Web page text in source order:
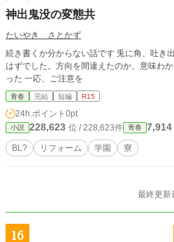
神出鬼没の変態共
たいやき さとかず
続き書くか分からない話です 兎に角、吐き
はずでした。方向を間違えたのか、意味わ
った 一応、ご注意を
青春 完結 短編 R15
24h.ポイント 0pt
小説 228,623 位 / 228,623件 青春 7,914
BL? リフォーム 学園 寮
最終更新
16